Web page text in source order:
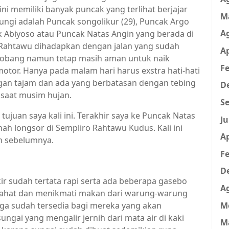
memiliki banyak puncak yang terlihat berjajar
adalah Puncak songolikur (29), Puncak Argo
atau Puncak Natas Angin yang berada di
dihadapkan dengan jalan yang sudah
namun tetap masih aman untuk naik
Hanya pada malam hari harus exstra hati-hati
tajam dan ada yang berbatasan dengan tebing
musim hujan.
saya kali ini. Terakhir saya ke Puncak Natas
longsor di Sempliro Rahtawu Kudus. Kali ini
sebelumnya.
sudah tertata rapi serta ada beberapa gasebo
dan menikmati makan dari warung-warung
sudah tersedia bagi mereka yang akan
yang mengalir jernih dari mata air di kaki